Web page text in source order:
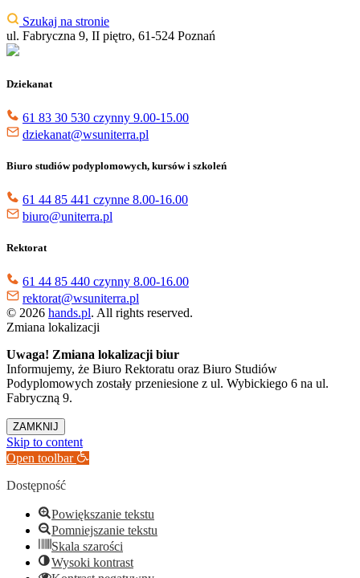
Szukaj na stronie
ul. Fabryczna 9, II piętro, 61-524 Poznań
Dziekanat
61 83 30 530 czynny 9.00-15.00
dziekanat@wsuniterra.pl
Biuro studiów podyplomowych, kursów i szkoleń
61 44 85 441 czynne 8.00-16.00
biuro@uniterra.pl
Rektorat
61 44 85 440 czynny 8.00-16.00
rektorat@wsuniterra.pl
© 2026 hands.pl. All rights reserved.
Zmiana lokalizacji
Uwaga! Zmiana lokalizacji biur
Informujemy, że Biuro Rektoratu oraz Biuro Studiów
Podyplomowych zostały przeniesione z ul. Wybickiego 6 na ul.
Fabryczną 9.
ZAMKNIJ
Skip to content
Open toolbar
Dostępność
Powiększanie tekstu
Pomniejszanie tekstu
Skala szarości
Wysoki kontrast